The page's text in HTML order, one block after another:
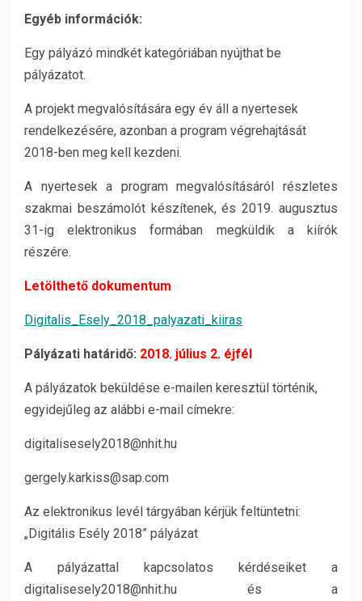
Egyéb információk:
Egy pályázó mindkét kategóriában nyújthat be
pályázatot.
A projekt megvalósítására egy év áll a nyertesek
rendelkezésére, azonban a program végrehajtását
2018-ben meg kell kezdeni.
A nyertesek a program megvalósításáról részletes
szakmai beszámolót készítenek, és 2019. augusztus
31-ig elektronikus formában megküldik a kiírók
részére.
Letölthető dokumentum
Digitalis_Esely_2018_palyazati_kiiras
Pályázati határidő: 2018. július 2. éjfél
A pályázatok beküldése e-mailen keresztül történik,
egyidejűleg az alábbi e-mail címekre:
digitalisesely2018@nhit.hu
gergely.karkiss@sap.com
Az elektronikus levél tárgyában kérjük feltüntetni:
„Digitális Esély 2018” pályázat
A pályázattal kapcsolatos kérdéseiket a
digitalisesely2018@nhit.hu és a